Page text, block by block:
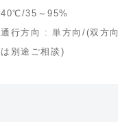
40℃/35～95%
通行方向 : 単方向/(双方向
は別途ご相談)